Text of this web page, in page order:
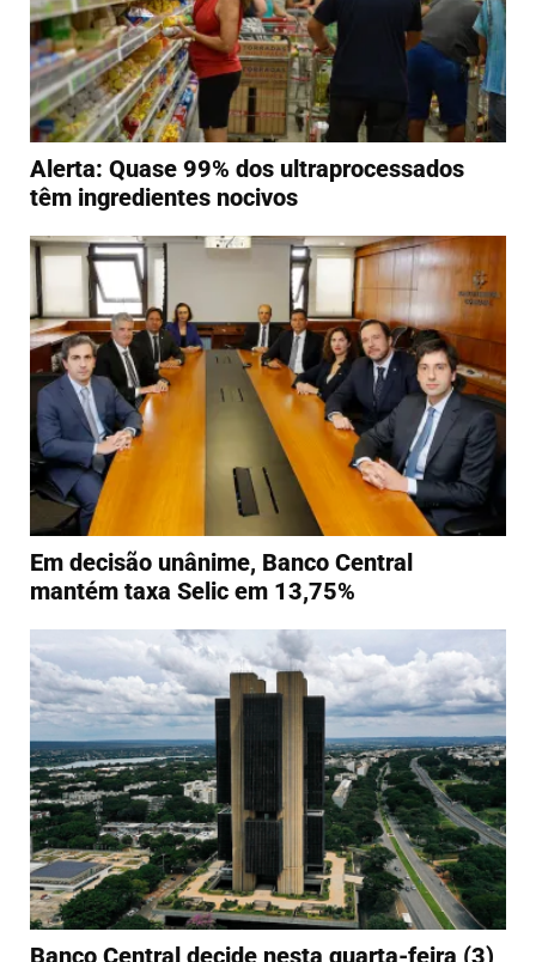
Alerta: Quase 99% dos ultraprocessados
têm ingredientes nocivos
Em decisão unânime, Banco Central
mantém taxa Selic em 13,75%
Banco Central decide nesta quarta-feira (3)